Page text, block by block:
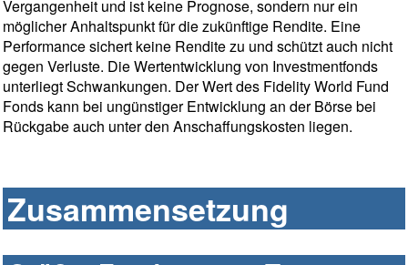
Vergangenheit und ist keine Prognose, sondern nur ein
möglicher Anhaltspunkt für die zukünftige Rendite. Eine
Performance sichert keine Rendite zu und schützt auch nicht
gegen Verluste. Die Wertentwicklung von Investmentfonds
unterliegt Schwankungen. Der Wert des Fidelity World Fund
Fonds kann bei ungünstiger Entwicklung an der Börse bei
Rückgabe auch unter den Anschaffungskosten liegen.
Zusammensetzung